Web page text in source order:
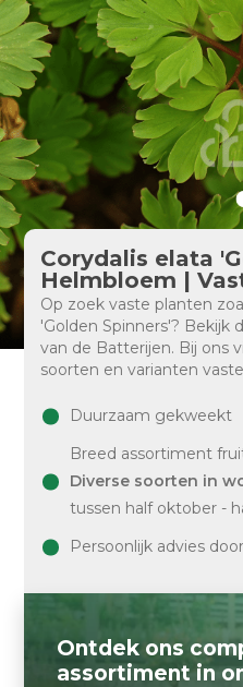
Corydalis elata
Helmbloem |
Op zoek vaste planten
'Golden Spinners'? Bekijk
van de Batterijen. Bij ons
soorten en varianten
Duurzaam gekweekt
Breed assortiment
Diverse soorten in
tussen half oktober -
Persoonlijk advies
Ontdek ons
assortiment in